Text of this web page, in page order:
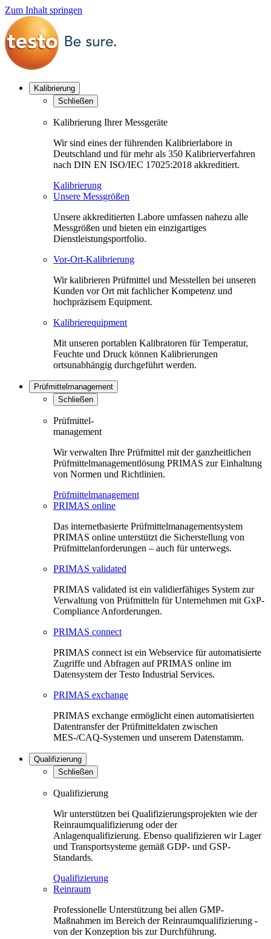
Zum Inhalt springen
Kalibrierung
Schließen
Kalibrierung Ihrer Messgeräte
Wir sind eines der führenden Kalibrierlabore in
Deutschland und für mehr als 350 Kalibrierverfahren
nach DIN EN ISO/IEC 17025:2018 akkreditiert.
Kalibrierung
Unsere Messgrößen
Unsere akkreditierten Labore umfassen nahezu alle
Messgrößen und bieten ein einzigartiges
Dienstleistungsportfolio.
Vor-Ort-Kalibrierung
Wir kalibrieren Prüfmittel und Messtellen bei unseren
Kunden vor Ort mit fachlicher Kompetenz und
hochpräzisem Equipment.
Kalibrierequipment
Mit unseren portablen Kalibratoren für Temperatur,
Feuchte und Druck können Kalibrierungen
ortsunabhängig durchgeführt werden.
Prüfmittelmanagement
Schließen
Prüfmittel-
management
Wir verwalten Ihre Prüfmittel mit der ganzheitlichen
Prüfmittelmanagementlösung PRIMAS zur Einhaltung
von Normen und Richtlinien.
Prüfmittelmanagement
PRIMAS online
Das internetbasierte Prüfmittelmanagementsystem
PRIMAS online unterstützt die Sicherstellung von
Prüfmittelanforderungen – auch für unterwegs.
PRIMAS validated
PRIMAS validated ist ein validierfähiges System zur
Verwaltung von Prüfmitteln für Unternehmen mit GxP-
Compliance Anforderungen.
PRIMAS connect
PRIMAS connect ist ein Webservice für automatisierte
Zugriffe und Abfragen auf PRIMAS online im
Datensystem der Testo Industrial Services.
PRIMAS exchange
PRIMAS exchange ermöglicht einen automatisierten
Datentransfer der Prüfmitteldaten zwischen
MES-/CAQ-Systemen und unserem Datenstamm.
Qualifizierung
Schließen
Qualifizierung
Wir unterstützen bei Qualifizierungsprojekten wie der
Reinraumqualifizierung oder der
Anlagenqualifizierung. Ebenso qualifizieren wir Lager
und Transportsysteme gemäß GDP- und GSP-
Standards.
Qualifizierung
Reinraum
Professionelle Unterstützung bei allen GMP-
Maßnahmen im Bereich der Reinraumqualifizierung -
von der Konzeption bis zur Durchführung.